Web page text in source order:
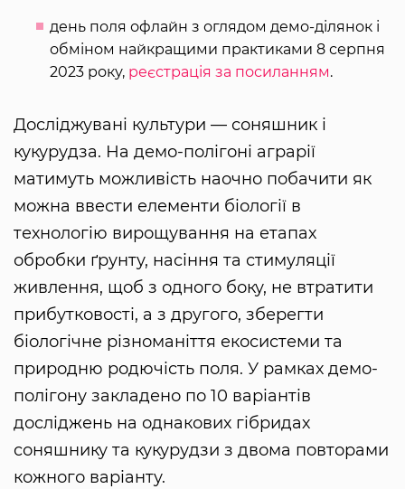
день поля офлайн з оглядом демо-ділянок і
обміном найкращими практиками 8 серпня
2023 року, реєстрація за посиланням.
Досліджувані культури — соняшник і
кукурудза. На демо-полігоні аграрії
матимуть можливість наочно побачити як
можна ввести елементи біології в
технологію вирощування на етапах
обробки ґрунту, насіння та стимуляції
живлення, щоб з одного боку, не втратити
прибутковості, а з другого, зберегти
біологічне різноманіття екосистеми та
природню родючість поля. У рамках демо-
полігону закладено по 10 варіантів
досліджень на однакових гібридах
соняшнику та кукурудзи з двома повторами
кожного варіанту.